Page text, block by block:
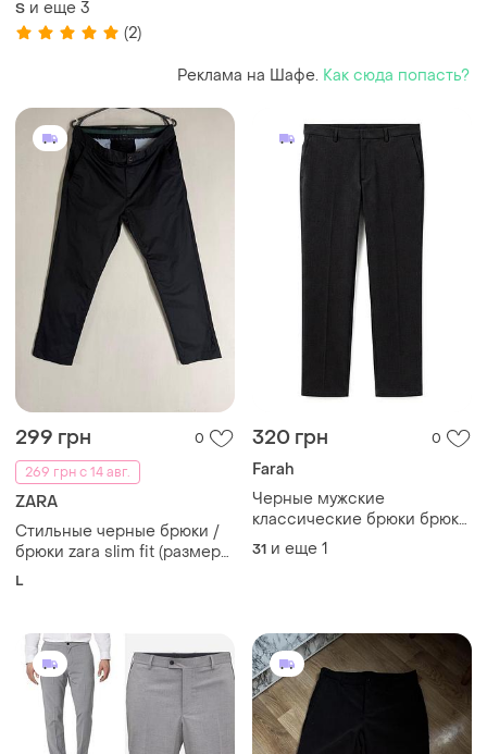
коттон
S и еще 3
(2)
Реклама на Шафе. Как сюда попасть?
299 грн
0
269 грн с 14 авг.
ZARA
Стильные черные брюки /
брюки zara slim fit (размер
34 / eur 44)
L
320 грн 0
Farah
Черные мужские
классические брюки брюки
брюки новые farah w32 l31
31 и еще 1